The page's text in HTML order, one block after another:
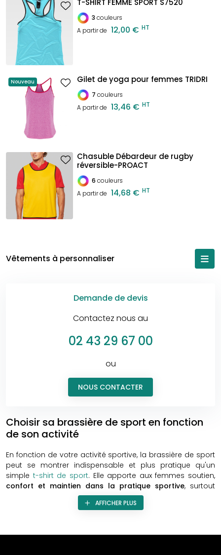
3 couleurs
A partir de 12,00 € HT
Nouveau Gilet de yoga pour femmes TRIDRI
7 couleurs
A partir de 13,46 € HT
Chasuble Débardeur de rugby
réversible-PROACT
6 couleurs
A partir de 14,68 € HT
Vêtements à personnaliser
Demande de devis
Contactez nous au
02 43 29 67 00
ou
NOUS CONTACTER
Choisir sa brassière de sport en fonction
de son activité
En fonction de votre activité sportive, la brassière de sport
peut se montrer indispensable et plus pratique qu'un
simple t-shirt de sport. Elle apporte aux femmes soutien,
confort et maintien dans la pratique sportive, surtout
lorsque votre sport nécessite de sauter et de bouger
beaucoup. Il est important de bien choisir sa brassière de
AFFICHER PLUS